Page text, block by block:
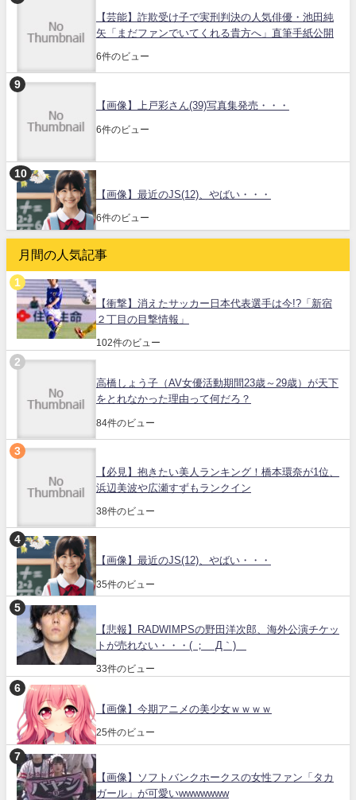
【芸能】詐欺受け子で実刑判決の人気俳優・池田純
矢「まだファンでいてくれる貴方へ」直筆手紙公開
6件のビュー
【画像】上戸彩さん(39)写真集発売・・・
6件のビュー
【画像】最近のJS(12)、やばい・・・
6件のビュー
月間の人気記事
【衝撃】消えたサッカー日本代表選手は今!?「新宿
２丁目の目撃情報」
102件のビュー
高橋しょう子（AV女優活動期間23歳～29歳）が天下
をとれなかった理由って何だろ？
84件のビュー
【必見】抱きたい美人ランキング！橋本環奈が1位、
浜辺美波や広瀬すずもランクイン
38件のビュー
【画像】最近のJS(12)、やばい・・・
35件のビュー
【悲報】RADWIMPSの野田洋次郎、海外公演チケッ
トが売れない・・・( ；´Д｀)
33件のビュー
【画像】今期アニメの美少女ｗｗｗｗ
25件のビュー
【画像】ソフトバンクホークスの女性ファン「タカ
ガール」が可愛いwwwwwww